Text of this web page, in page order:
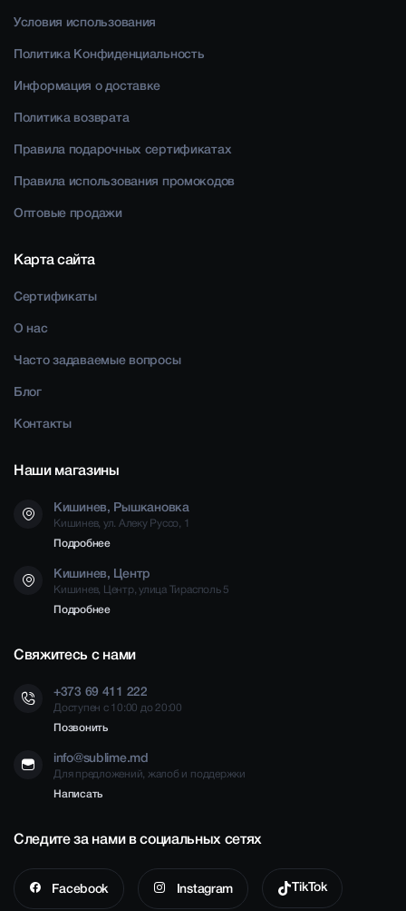
Условия использования
Политика Конфиденциальность
Информация о доставке
Политика возврата
Правила подарочных сертификатах
Правила использования промокодов
Оптовые продажи
Карта сайта
Сертификаты
О нас
Часто задаваемые вопросы
Блог
Контакты
Наши магазины
Кишинев, Рышкановка
Кишинев, ул. Алеку Руссо, 1
Подробнее
Кишинев, Центр
Кишинев, Центр, улица Тирасполь 5
Подробнее
Свяжитесь с нами
+373 69 411 222
Доступен с 10:00 до 20:00
Позвонить
info@sublime.md
Для предложений, жалоб и поддержки
Написать
Следите за нами в социальных сетях
Facebook Instagram TikTok